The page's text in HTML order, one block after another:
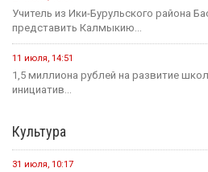
На «Дне поля — 2026» в Барнауле
опустыниванием в Калмыкии
23 июля Событие
Минсельхоз России ждет от
план по борьбе с опустыниванием
В Малодербетовском районе в ДТП
легкового автомобиля